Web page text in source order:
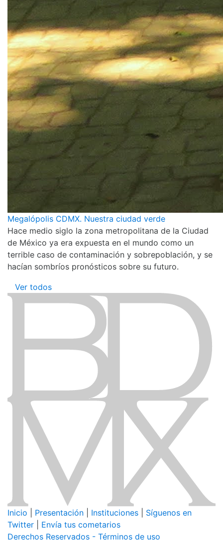
Megalópolis CDMX. Nuestra ciudad verde
Hace medio siglo la zona metropolitana de la Ciudad
de México ya era expuesta en el mundo como un
terrible caso de contaminación y sobrepoblación, y se
hacían sombríos pronósticos sobre su futuro.
Ver todos
Inicio Presentación Instituciones
Síguenos en
Twitter
Envía tus cometarios
Derechos Reservados - Términos de uso